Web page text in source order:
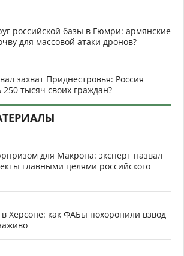
российской базы в Гюмри: армянские
для массовой атаки дронов?
захват Приднестровья: Россия
тысяч своих граждан?
для Макрона: эксперт назвал
главными целями российского
Херсоне: как ФАБы похоронили взвод